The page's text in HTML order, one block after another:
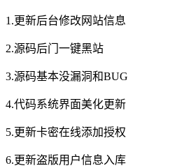
1.更新后台修改网站信息
2.源码后门一键黑站
3.源码基本没漏洞和BUG
4.代码系统界面美化更新
5.更新卡密在线添加授权
6.更新盗版用户信息入库